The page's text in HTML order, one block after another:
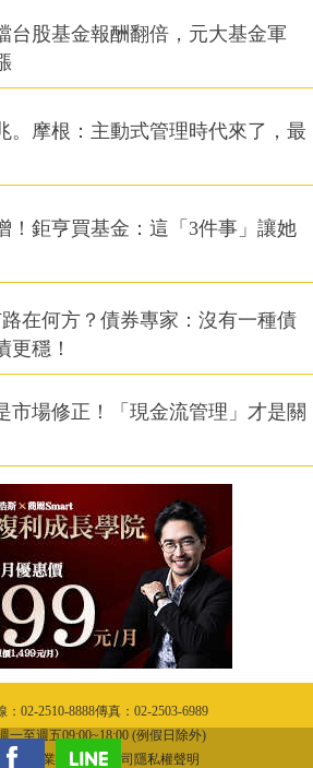
台股基金報酬翻倍，元大基金軍
。摩根：主動式管理時代來了，最
！鉅亨買基金：這「3件事」讓她
在何方？債券專家：沒有一種債
更穩！
市場修正！「現金流管理」才是關
02-2510-8888傳真：02-2503-6989
一至週五09:00~18:00 (例假日除外)
化事業股份有限公司隱私權聲明